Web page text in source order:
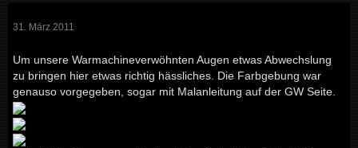
31. März 2011
Um unsere Warmachineverwöhnten Augen etwas Abwechslung
zu bringen hier etwas richtig hässliches. Die Farbgebung war
genauso vorgegeben, sogar mit Malanleitung auf der GW Seite.